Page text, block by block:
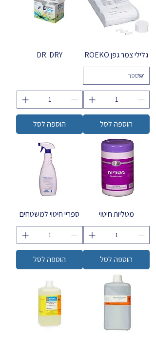
גלילי צמר גפן ROEKO
הוספה לסל
DR. DRY
הוספה לסל
מטליות חיטוי
הוספה לסל
ספריי חיטוי למשטחים
הוספה לסל